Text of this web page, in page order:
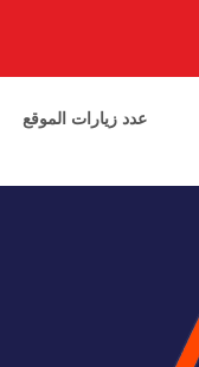
عدد زيارات الموقع